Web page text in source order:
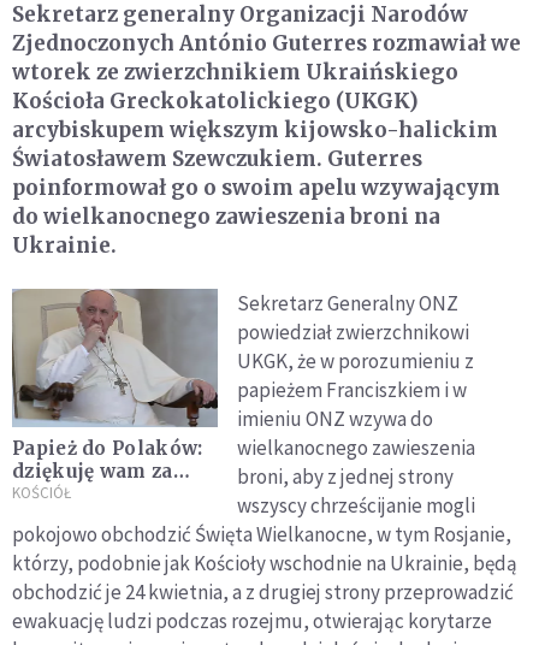
Sekretarz generalny Organizacji Narodów
Zjednoczonych António Guterres rozmawiał we
wtorek ze zwierzchnikiem Ukraińskiego
Kościoła Greckokatolickiego (UKGK)
arcybiskupem większym kijowsko-halickim
Światosławem Szewczukiem. Guterres
poinformował go o swoim apelu wzywającym
do wielkanocnego zawieszenia broni na
Ukrainie.
Papież do Polaków:
dziękuję wam za
miłosierdzie wobec
Ukrainy
KOŚCIÓŁ
Sekretarz Generalny ONZ
powiedział zwierzchnikowi
UKGK, że w porozumieniu z
papieżem Franciszkiem i w
imieniu ONZ wzywa do
wielkanocnego zawieszenia
broni, aby z jednej strony
wszyscy chrześcijanie mogli
pokojowo obchodzić Święta Wielkanocne, w tym Rosjanie,
którzy, podobnie jak Kościoły wschodnie na Ukrainie, będą
obchodzić je 24 kwietnia, a z drugiej strony przeprowadzić
ewakuację ludzi podczas rozejmu, otwierając korytarze